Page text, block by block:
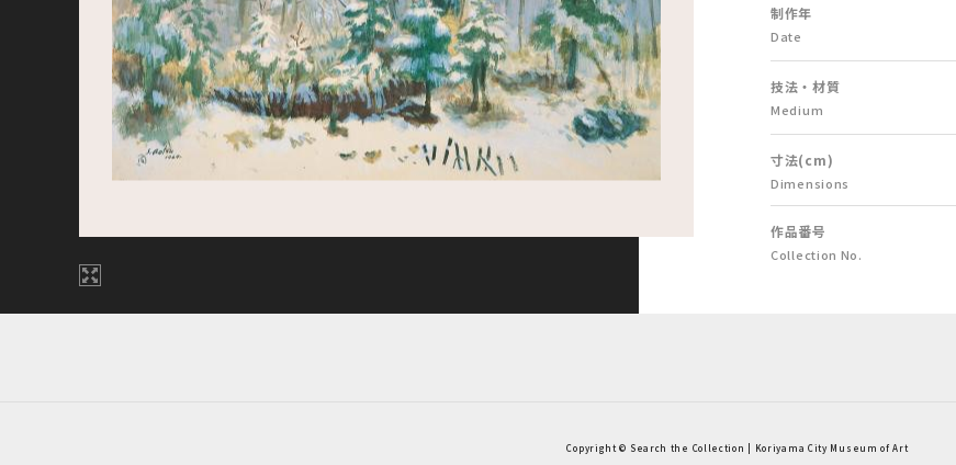
制作年
Date
技法・材質
Medium
寸法(cm)
Dimensions
作品番号
Collection No.
Copyright © Search the Collection | Koriyama City Museum of Art